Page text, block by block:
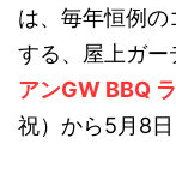
は、毎年恒例
する、屋上ガー
アンGW BBQ
祝）から5月8日